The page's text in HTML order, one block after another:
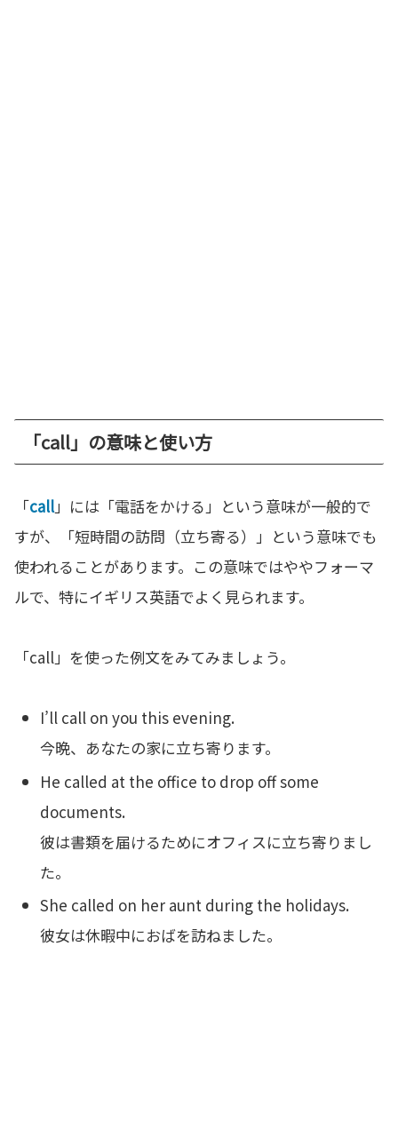
「call」の意味と使い方
「call」には「電話をかける」という意味が一般的で
すが、「短時間の訪問（立ち寄る）」という意味でも
使われることがあります。この意味ではややフォーマ
ルで、特にイギリス英語でよく見られます。
「call」を使った例文をみてみましょう。
I’ll call on you this evening.
今晩、あなたの家に立ち寄ります。
He called at the office to drop off some
documents.
彼は書類を届けるためにオフィスに立ち寄りまし
た。
She called on her aunt during the holidays.
彼女は休暇中におばを訪ねました。